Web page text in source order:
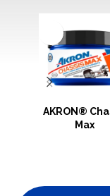
AKRON®
Max